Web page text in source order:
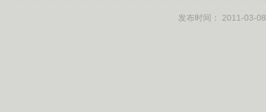
发布时间： 2011-03-